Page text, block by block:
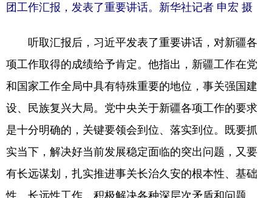
团工作汇报，发表了重要讲话。新华社记者 申宏 摄
听取汇报后，习近平发表了重要讲话，对新疆各
项工作取得的成绩给予肯定。他指出，新疆工作在党
和国家工作全局中具有特殊重要的地位，事关强国建
设、民族复兴大局。党中央关于新疆各项工作的要求
是十分明确的，关键要领会到位、落实到位。既要抓
实当下，解决好当前发展稳定面临的突出问题，又要
有长远谋划，扎实推进事关长治久安的根本性、基础
性、长远性工作，积极解决各种深层次矛盾和问题。